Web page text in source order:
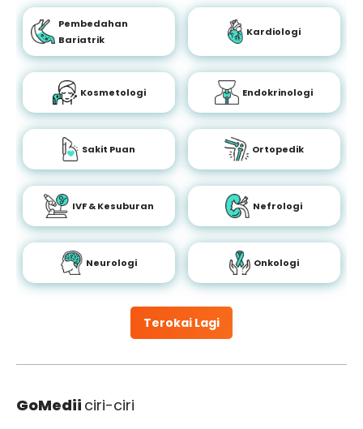
Terokai Lagi
Pembedahan
Bariatrik
Kardiologi
Kosmetologi Endokrinologi
Sakit Puan Ortopedik
IVF & Kesuburan Nefrologi
Neurologi Onkologi
GoMedii ciri-ciri